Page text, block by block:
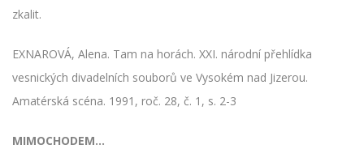
zkalit.
EXNAROVÁ, Alena. Tam na horách. XXI. národní přehlídka
vesnických divadelních souborů ve Vysokém nad Jizerou.
Amatérská scéna. 1991, roč. 28, č. 1, s. 2-3
MIMOCHODEM…